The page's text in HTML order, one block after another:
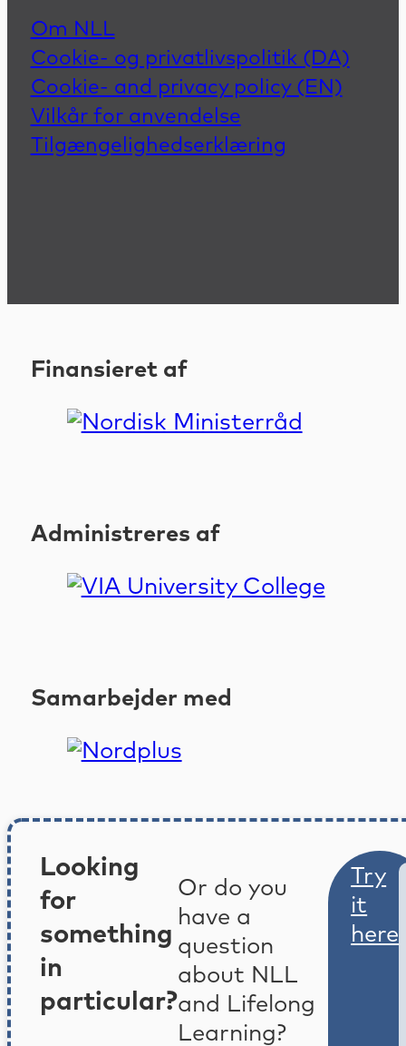
Om NLL
Cookie- og privatlivspolitik (DA)
Cookie- and privacy policy (EN)
Vilkår for anvendelse
Tilgængelighedserklæring
Finansieret af
Administreres af
Samarbejder med
Looking
for
something
in
particular?
Or do you
have a
question
about NLL
and Lifelong
Learning?
Try
it
here